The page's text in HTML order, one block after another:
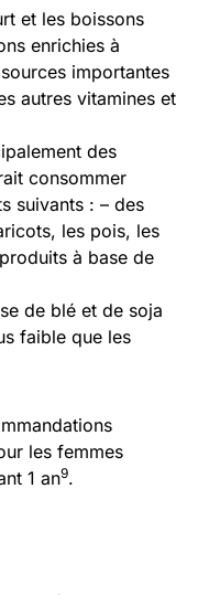
et les boissons
enrichies à
importantes
autres vitamines et
des
consommer
suivants : – des
les pois, les
à base de
de blé et de soja
faible que les
les femmes
1 an9.